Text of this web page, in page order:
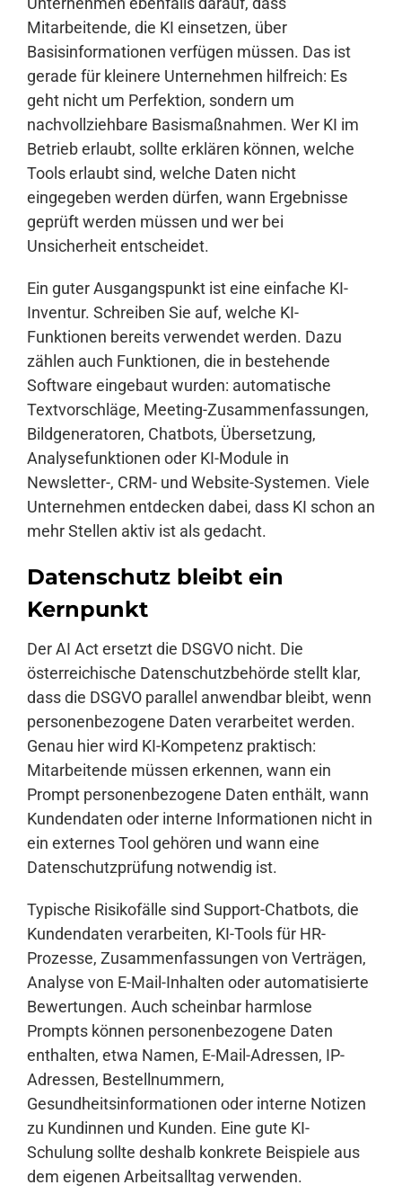
Mitarbeitende, die KI einsetzen, über
Basisinformationen verfügen müssen. Das ist
gerade für kleinere Unternehmen hilfreich: Es
geht nicht um Perfektion, sondern um
nachvollziehbare Basismaßnahmen. Wer KI im
Betrieb erlaubt, sollte erklären können, welche
Tools erlaubt sind, welche Daten nicht
eingegeben werden dürfen, wann Ergebnisse
geprüft werden müssen und wer bei
Unsicherheit entscheidet.
Ein guter Ausgangspunkt ist eine einfache KI-
Inventur. Schreiben Sie auf, welche KI-
Funktionen bereits verwendet werden. Dazu
zählen auch Funktionen, die in bestehende
Software eingebaut wurden: automatische
Textvorschläge, Meeting-Zusammenfassungen,
Bildgeneratoren, Chatbots, Übersetzung,
Analysefunktionen oder KI-Module in
Newsletter-, CRM- und Website-Systemen. Viele
Unternehmen entdecken dabei, dass KI schon an
mehr Stellen aktiv ist als gedacht.
Datenschutz bleibt ein
Kernpunkt
Der AI Act ersetzt die DSGVO nicht. Die
österreichische Datenschutzbehörde stellt klar,
dass die DSGVO parallel anwendbar bleibt, wenn
personenbezogene Daten verarbeitet werden.
Genau hier wird KI-Kompetenz praktisch:
Mitarbeitende müssen erkennen, wann ein
Prompt personenbezogene Daten enthält, wann
Kundendaten oder interne Informationen nicht in
ein externes Tool gehören und wann eine
Datenschutzprüfung notwendig ist.
Typische Risikofälle sind Support-Chatbots, die
Kundendaten verarbeiten, KI-Tools für HR-
Prozesse, Zusammenfassungen von Verträgen,
Analyse von E-Mail-Inhalten oder automatisierte
Bewertungen. Auch scheinbar harmlose
Prompts können personenbezogene Daten
enthalten, etwa Namen, E-Mail-Adressen, IP-
Adressen, Bestellnummern,
Gesundheitsinformationen oder interne Notizen
zu Kundinnen und Kunden. Eine gute KI-
Schulung sollte deshalb konkrete Beispiele aus
dem eigenen Arbeitsalltag verwenden.